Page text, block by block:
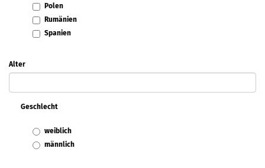
Polen
Rumänien
Spanien
Alter
Geschlecht
weiblich
männlich